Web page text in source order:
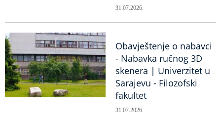
31.07.2026.
Obavještenje o nabavci
- Nabavka ručnog 3D
skenera | Univerzitet u
Sarajevu - Filozofski
fakultet
31.07.2026.